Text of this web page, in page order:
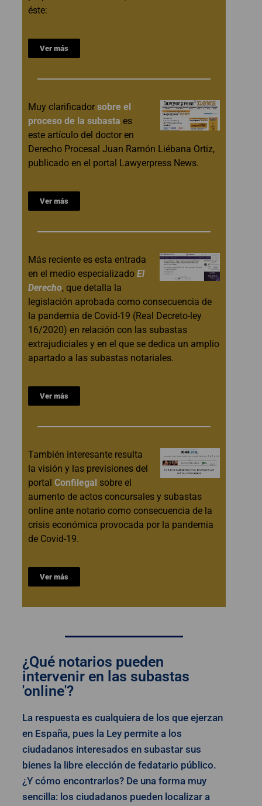
éste:
Ver más
Muy clarificador sobre el
proceso de la subasta es
este artículo del doctor en
Derecho Procesal Juan Ramón Liébana Ortiz,
publicado en el portal Lawyerpress News.
Ver más
Más reciente es esta entrada
en el medio especializado El
Derecho, que detalla la
legislación aprobada como consecuencia de
la pandemia de Covid-19 (Real Decreto-ley
16/2020) en relación con las subastas
extrajudiciales y en el que se dedica un amplio
apartado a las subastas notariales.
Ver más
También interesante resulta
la visión y las previsiones del
portal Confilegal sobre el
aumento de actos concursales y subastas
online ante notario como consecuencia de la
crisis económica provocada por la pandemia
de Covid-19.
Ver más
¿Qué notarios pueden
intervenir en las subastas
'online'?
La respuesta es cualquiera de los que ejerzan
en España, pues la Ley permite a los
ciudadanos interesados en subastar sus
bienes la libre elección de fedatario público.
¿Y cómo encontrarlos? De una forma muy
sencilla: los ciudadanos pueden localizar a